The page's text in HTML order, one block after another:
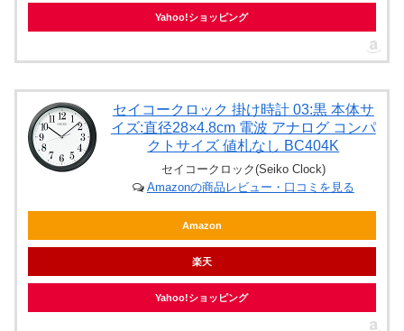
Yahoo!ショッピング
セイコークロック 掛け時計 03:黒 本体サ
イズ:直径28×4.8cm 電波 アナログ コンパ
クトサイズ 値札なし BC404K
セイコークロック(Seiko Clock)
Amazonの商品レビュー・口コミを見る
Amazon
楽天
Yahoo!ショッピング